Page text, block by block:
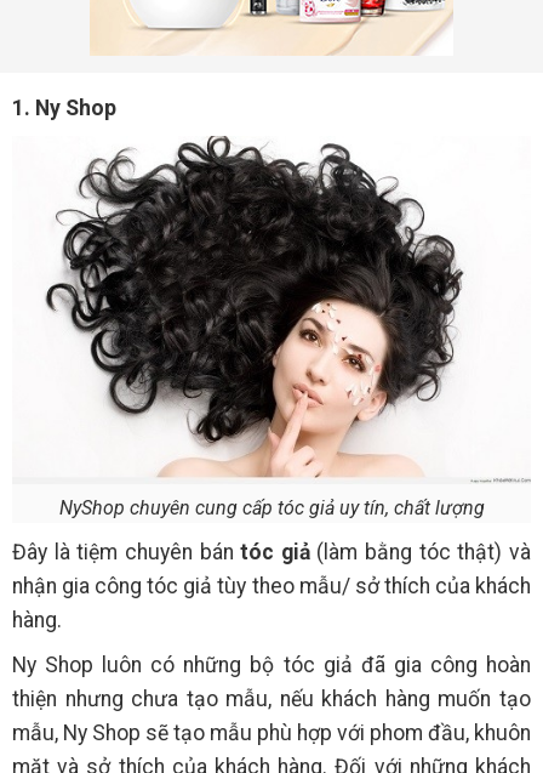
1. Ny Shop
NyShop chuyên cung cấp tóc giả uy tín, chất lượng
Đây là tiệm chuyên bántóc giả(làm bằng tóc thật) và
nhận gia công tóc giả tùy theo mẫu/ sở thích của khách
hàng.
Ny Shop luôn có những bộ tóc giả đã gia công hoàn
thiện nhưng chưa tạo mẫu, nếu khách hàng muốn tạo
mẫu, Ny Shop sẽ tạo mẫu phù hợp với phom đầu, khuôn
mặt và sở thích của khách hàng. Đối với những khách